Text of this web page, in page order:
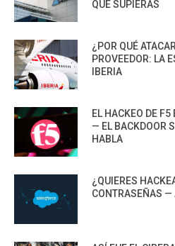
QUE SUPIERAS
¿POR QUÉ
PROVEEDOR: LA
IBERIA
EL HACKEO DE F5
— EL BACKDOOR
HABLA
¿QUIERES
CONTRASEÑAS —